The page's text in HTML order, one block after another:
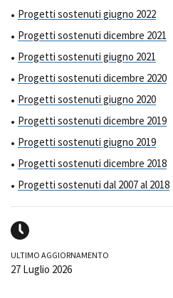
Progetti sostenuti giugno 2022
Progetti sostenuti dicembre 2021
Progetti sostenuti giugno 2021
Progetti sostenuti dicembre 2020
Progetti sostenuti giugno 2020
Progetti sostenuti dicembre 2019
Progetti sostenuti giugno 2019
Progetti sostenuti dicembre 2018
Progetti sostenuti dal 2007 al 2018
ULTIMO AGGIORNAMENTO
27 Luglio 2026